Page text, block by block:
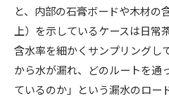
と、内部の石膏ボードや木材の
上）を示しているケースは日常
含水率を細かくサンプリングし
から水が漏れ、どのルートを通
ているのか」という漏水のロー